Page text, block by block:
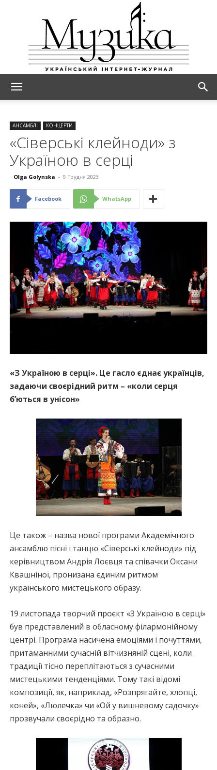
АНСАМБЛІ КОНЦЕРТИ
«Cіверські клейноди» з
Україною в серці
Olga Golynska - 9 Грудня 2023
Facebook WhatsApp
«З Україною в серці». Це гасло єднає українців,
задаючи своєрідний ритм – «коли серця
б’ються в унісон»
Це також – назва нової програми Академічного
ансамблю пісні і танцю «Сіверські клейноди» під
керівництвом Андрія Лоєвця та співачки Оксани
Квашніної, пронизана єдиним ритмом
українського мистецького образу.
19 листопада творчий проєкт «З Україною в серці»
був представлений в обласному філармонійному
центрі. Програма насичена емоціями і почуттями,
притаманними сучасній вітчизняній сцені, коли
традиції тісно переплітаються з сучасними
мистецькими тенденціями. Тому такі відомі
композиції, як, наприклад, «Розпрягайте, хлопці,
коней», «Люлечка» чи «Ой у вишневому садочку»
прозвучали своєрідно та образно.